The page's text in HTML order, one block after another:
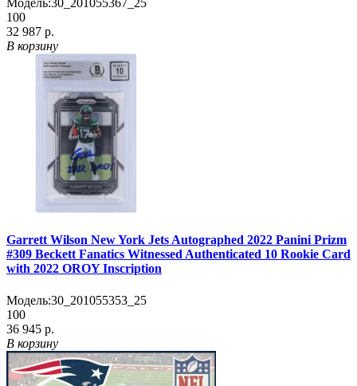
Модель:30_201055367_25
100
32 987 р.
В корзину
Garrett Wilson New York Jets Autographed 2022 Panini Prizm
#309 Beckett Fanatics Witnessed Authenticated 10 Rookie Card
with 2022 OROY Inscription
Модель:30_201055353_25
100
36 945 р.
В корзину